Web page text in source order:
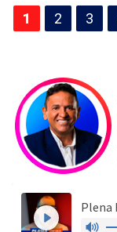
Paginação
de
1 2 3